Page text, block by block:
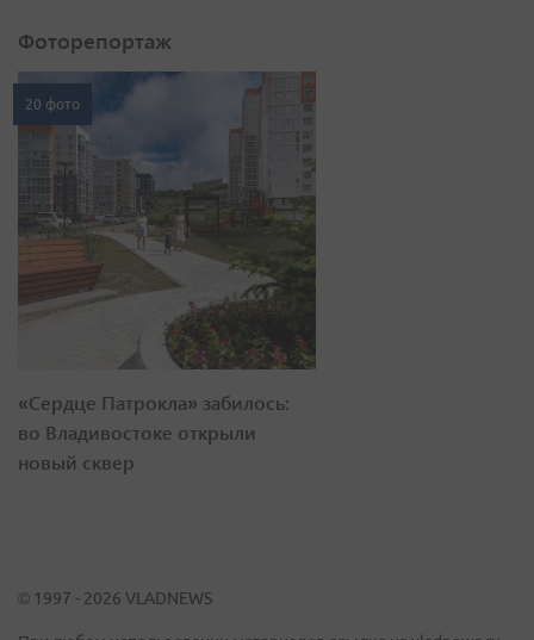
Фоторепортаж
20 фото
«Сердце Патрокла» забилось:
во Владивостоке открыли
новый сквер
© 1997 - 2026 VLADNEWS